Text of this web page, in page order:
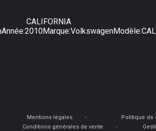
Mentions légales
Politique de
Conditions générales de vente